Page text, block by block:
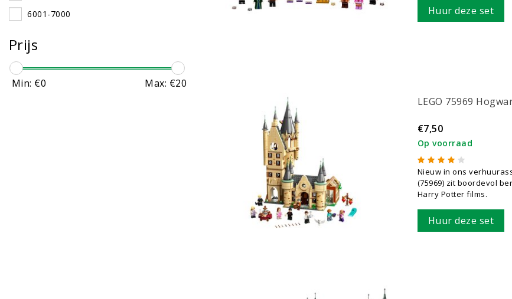
6001-7000
Prijs
Min: €0 Max: €20
Huur deze set
LEGO 75969
€7,50
Op voorraad
Nieuw in ons
(75969) zit boordevol
Harry Potter films.
Huur deze set